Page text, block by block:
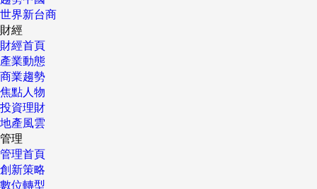
世界新台商
財經
財經首頁
產業動態
商業趨勢
焦點人物
投資理財
地產風雲
管理
管理首頁
創新策略
數位轉型